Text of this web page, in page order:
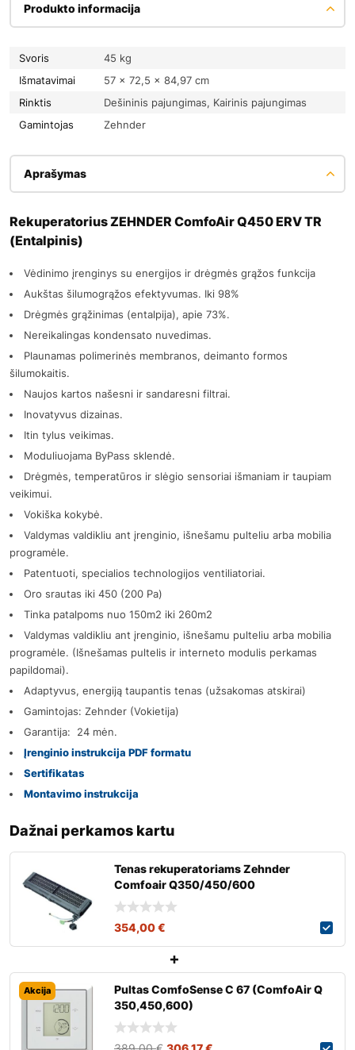
Produkto informacija
Svoris
45 kg
Išmatavimai
57 × 72,5 × 84,97 cm
Rinktis
Dešininis pajungimas, Kairinis pajungimas
Gamintojas
Zehnder
Aprašymas
Rekuperatorius ZEHNDER ComfoAir Q450 ERV TR
(Entalpinis)
Vėdinimo įrenginys su energijos ir drėgmės grąžos funkcija
Aukštas šilumogrąžos efektyvumas. Iki 98%
Drėgmės grąžinimas (entalpija), apie 73%.
Nereikalingas kondensato nuvedimas.
Plaunamas polimerinės membranos, deimanto formos
šilumokaitis.
Naujos kartos našesni ir sandaresni filtrai.
Inovatyvus dizainas.
Itin tylus veikimas.
Moduliuojama ByPass sklendė.
Drėgmės, temperatūros ir slėgio sensoriai išmaniam ir taupiam
veikimui.
Vokiška kokybė.
Valdymas valdikliu ant įrenginio, išnešamu pulteliu arba mobilia
programėle.
Patentuoti, specialios technologijos ventiliatoriai.
Oro srautas iki 450 (200 Pa)
Tinka patalpoms nuo 150m2 iki 260m2
Valdymas valdikliu ant įrenginio, išnešamu pulteliu arba mobilia
programėle. (Išnešamas pultelis ir interneto modulis perkamas
papildomai).
Adaptyvus, energiją taupantis tenas (užsakomas atskirai)
Gamintojas: Zehnder (Vokietija)
Garantija: 24 mėn.
Įrenginio instrukcija PDF formatu
Sertifikatas
Montavimo instrukcija
Dažnai perkamos kartu
Tenas rekuperatoriams Zehnder
Comfoair Q350/450/600
354,00€
Akcija
Pultas ComfoSense C 67 (ComfoAir Q
350,450,600)